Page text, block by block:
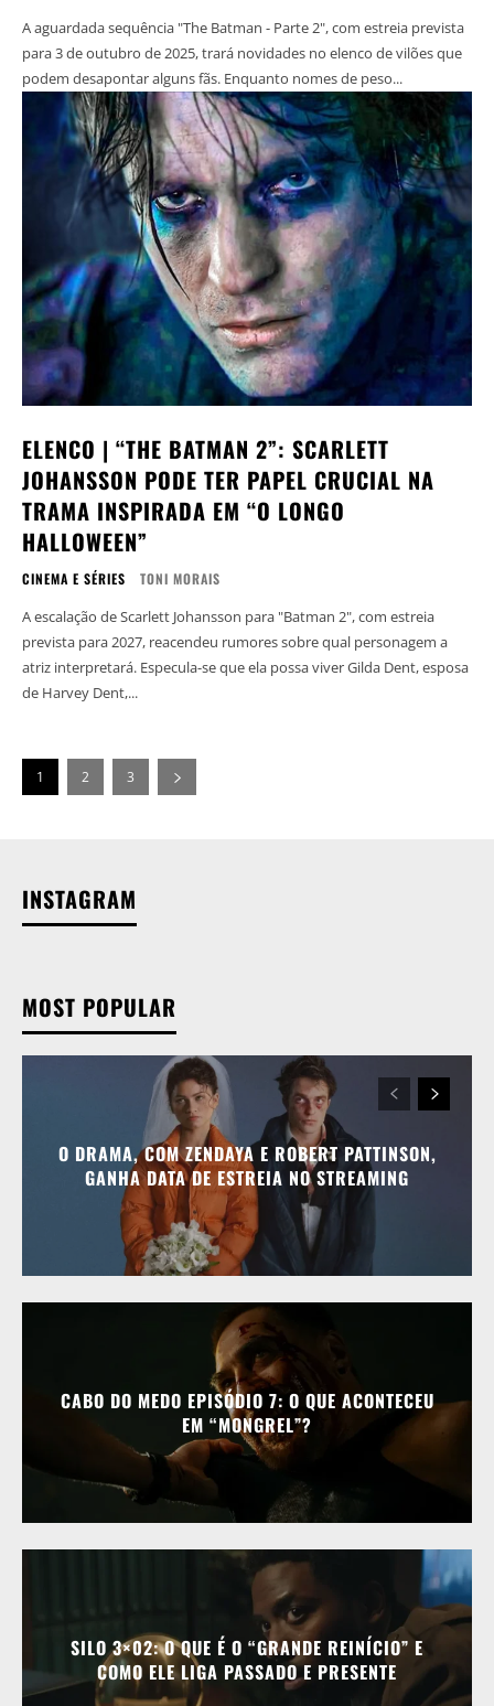
A aguardada sequência "The Batman - Parte 2", com estreia prevista
para 3 de outubro de 2025, trará novidades no elenco de vilões que
podem desapontar alguns fãs. Enquanto nomes de peso...
ELENCO | “THE BATMAN 2”: SCARLETT
JOHANSSON PODE TER PAPEL CRUCIAL NA
TRAMA INSPIRADA EM “O LONGO
HALLOWEEN”
CINEMA E SÉRIES TONI MORAIS
A escalação de Scarlett Johansson para "Batman 2", com estreia
prevista para 2027, reacendeu rumores sobre qual personagem a
atriz interpretará. Especula-se que ela possa viver Gilda Dent, esposa
de Harvey Dent,...
1 2 3
INSTAGRAM
MOST POPULAR
O DRAMA, COM ZENDAYA E ROBERT PATTINSON,
GANHA DATA DE ESTREIA NO STREAMING
CABO DO MEDO EPISÓDIO 7: O QUE ACONTECEU
EM “MONGREL”?
SILO 3×02: O QUE É O “GRANDE REINÍCIO” E
COMO ELE LIGA PASSADO E PRESENTE